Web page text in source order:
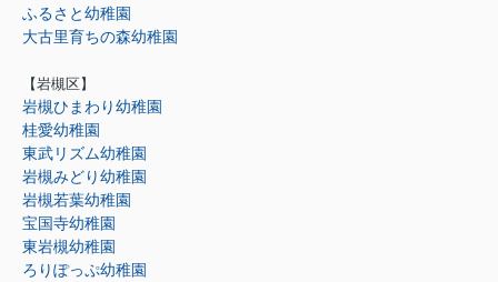
ふるさと幼稚園
大古里育ちの森幼稚園
【岩槻区】
岩槻ひまわり幼稚園
桂愛幼稚園
東武リズム幼稚園
岩槻みどり幼稚園
岩槻若葉幼稚園
宝国寺幼稚園
東岩槻幼稚園
ろりぽっぷ幼稚園